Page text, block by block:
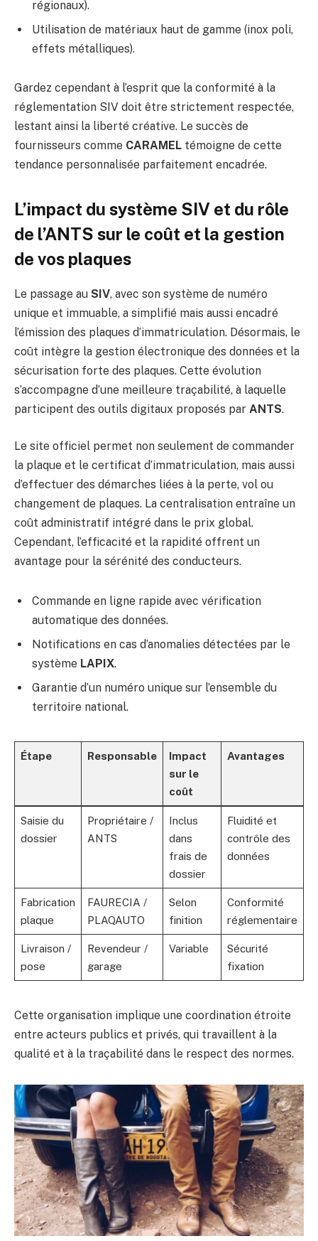
régionaux).
Utilisation de matériaux haut de gamme (inox poli,
effets métalliques).
Gardez cependant à l’esprit que la conformité à la
réglementation SIV doit être strictement respectée,
lestant ainsi la liberté créative. Le succès de
fournisseurs comme CARAMEL témoigne de cette
tendance personnalisée parfaitement encadrée.
L’impact du système SIV et du rôle
de l’ANTS sur le coût et la gestion
de vos plaques
Le passage au SIV, avec son système de numéro
unique et immuable, a simplifié mais aussi encadré
l’émission des plaques d’immatriculation. Désormais, le
coût intègre la gestion électronique des données et la
sécurisation forte des plaques. Cette évolution
s’accompagne d’une meilleure traçabilité, à laquelle
participent des outils digitaux proposés par ANTS.
Le site officiel permet non seulement de commander
la plaque et le certificat d’immatriculation, mais aussi
d’effectuer des démarches liées à la perte, vol ou
changement de plaques. La centralisation entraîne un
coût administratif intégré dans le prix global.
Cependant, l’efficacité et la rapidité offrent un
avantage pour la sérénité des conducteurs.
Commande en ligne rapide avec vérification
automatique des données.
Notifications en cas d’anomalies détectées par le
système LAPIX.
Garantie d’un numéro unique sur l’ensemble du
territoire national.
Étape Responsable
Impact
sur le
coût
Avantages
Saisie du
dossier
Propriétaire /
ANTS
Inclus
dans
frais de
dossier
Fluidité et
contrôle des
données
Fabrication
plaque
FAURECIA /
PLAQAUTO
Selon
finition
Conformité
réglementaire
Livraison /
pose
Revendeur /
garage
Variable
Sécurité
fixation
Cette organisation implique une coordination étroite
entre acteurs publics et privés, qui travaillent à la
qualité et à la traçabilité dans le respect des normes.